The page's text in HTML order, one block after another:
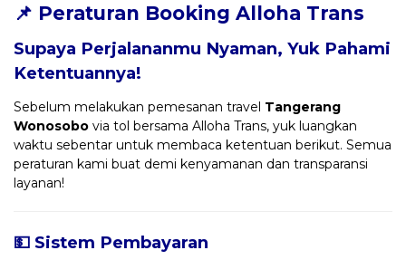
📌 Peraturan Booking Alloha Trans
Supaya Perjalananmu Nyaman, Yuk Pahami
Ketentuannya!
Sebelum melakukan pemesanan travel Tangerang
Wonosobo via tol bersama Alloha Trans, yuk luangkan
waktu sebentar untuk membaca ketentuan berikut. Semua
peraturan kami buat demi kenyamanan dan transparansi
layanan!
💵 Sistem Pembayaran